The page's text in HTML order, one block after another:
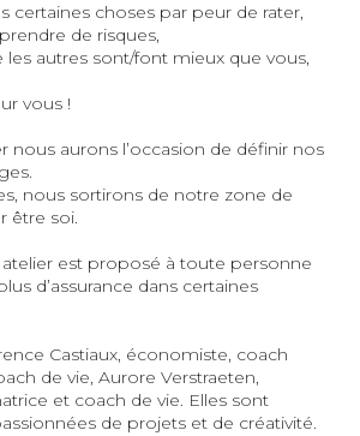
certaines choses par peur de rater,
de risques,
les autres sont/font mieux que vous,
vous !
nous aurons l’occasion de définir nos
nous sortirons de notre zone de
être soi.
atelier est proposé à toute personne
d’assurance dans certaines
Castiaux, économiste, coach
de vie, Aurore Verstraeten,
et coach de vie. Elles sont
de projets et de créativité.